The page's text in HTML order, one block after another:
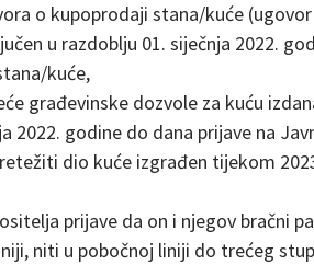
o kupoprodaji stana/kuće
u razdoblju 01. siječnja 2022.
kuće,
građevinske dozvole za kuću
2022. godine do dana prijave na
dio kuće izgrađen tijekom
prijave da on i njegov bračni
niti u pobočnoj liniji do trećeg